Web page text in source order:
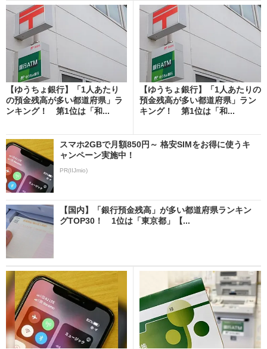
【ゆうちょ銀行】「1人あたり
の預金残高が多い都道府県」ラ
ンキング！ 第1位は「和...
【ゆうちょ銀行】「1人あたりの
預金残高が多い都道府県」ラン
キング！ 第1位は「和...
スマホ2GBで月額850円～ 格安SIMをお得に使うキ
ャンペーン実施中！
PR(IIJmio)
【国内】「銀行預金残高」が多い都道府県ランキン
グTOP30！ 1位は「東京都」【...